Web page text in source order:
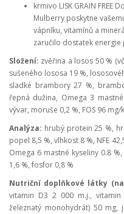
krmivo LISK GRAIN FREE
Mulberry poskytne
vápníku, vitamínů a
zaručilo dostatek energie
Složení: zvěřina a losos 50 %
sušeného lososa 19 %,
sladké brambory 27 %,
řepná dužina, Omega 3
vývar, moruše 0,2 %, FOS 96 mg/
Analýza: hrubý protein 25 %,
popel 8,5 %, vlhkost 8 %, NFE
Omega 6 mastné kyseliny 0.8
1,6 %, fosfor 0,8 %
Nutriční doplňkové látky
vitamin D3 2 000 m.j.,
železnatý monohydrát) 50 mg,